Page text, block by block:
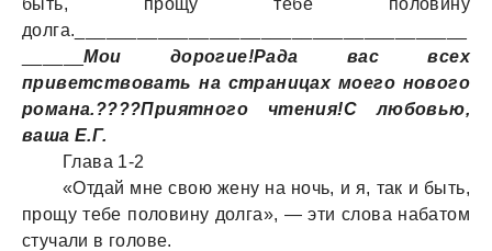
быть, прощу тебе половину
долга.______________________________________
______Мои дорогие!Рада вас всех
приветствовать на страницах моего нового
романа.????Приятного чтения!С любовью,
ваша Е.Г.
Глава 1-2
«Отдай мне свою жену на ночь, и я, так и быть,
прощу тебе половину долга», — эти слова набатом
стучали в голове.